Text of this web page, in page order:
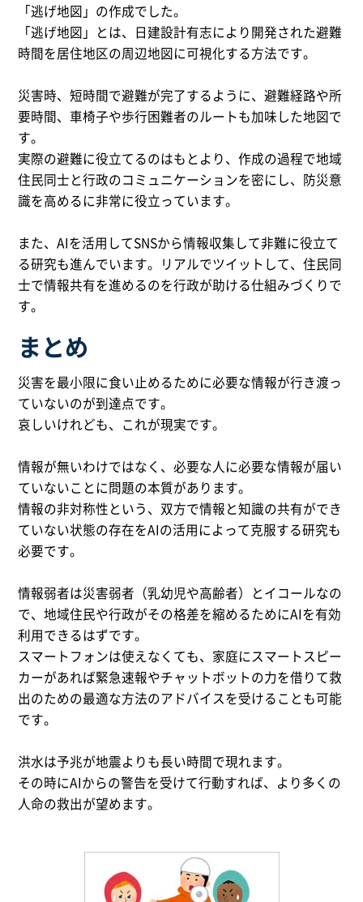
「逃げ地図」の作成でした。
「逃げ地図」とは、日建設計有志により開発された避難
時間を居住地区の周辺地図に可視化する方法です。
災害時、短時間で避難が完了するように、避難経路や所
要時間、車椅子や歩行困難者のルートも加味した地図で
す。
実際の避難に役立てるのはもとより、作成の過程で地域
住民同士と行政のコミュニケーションを密にし、防災意
識を高めるに非常に役立っています。
また、AIを活用してSNSから情報収集して非難に役立て
る研究も進んでいます。リアルでツイットして、住民同
士で情報共有を進めるのを行政が助ける仕組みづくりで
す。
まとめ
災害を最小限に食い止めるために必要な情報が行き渡っ
ていないのが到達点です。
哀しいけれども、これが現実です。
情報が無いわけではなく、必要な人に必要な情報が届い
ていないことに問題の本質があります。
情報の非対称性という、双方で情報と知識の共有ができ
ていない状態の存在をAIの活用によって克服する研究も
必要です。
情報弱者は災害弱者（乳幼児や高齢者）とイコールなの
で、地域住民や行政がその格差を縮めるためにAIを有効
利用できるはずです。
スマートフォンは使えなくても、家庭にスマートスピー
カーがあれば緊急速報やチャットボットの力を借りて救
出のための最適な方法のアドバイスを受けることも可能
です。
洪水は予兆が地震よりも長い時間で現れます。
その時にAIからの警告を受けて行動すれば、より多くの
人命の救出が望めます。